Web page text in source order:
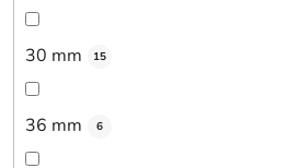
30 mm 15
36 mm 6